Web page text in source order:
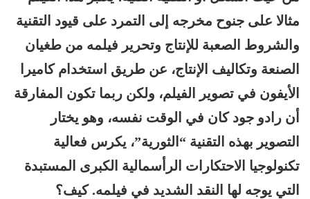
مثالا على جنوح مخرجه إلى التمرد على قيود التقنية
والشروط الصعبة للإنتاج وتحرير فيلمه من طغيان
الصنعة وتكاليف الإنتاج، عن طريق استخدام كاميرا
الأيفون في تصوير الفيلم، ولكن ربما تكون المفارقة
أن رادو جود كان في الوقت نفسه، وهو يختار
التصوير بهذه التقنية “الثورية”، يكرس فعالية
تكنولوجيا الاحتكارات الرأسمالية الكبرى المستبدة
التي يوجه لها النقد الشديد في فيلمه. كيف؟